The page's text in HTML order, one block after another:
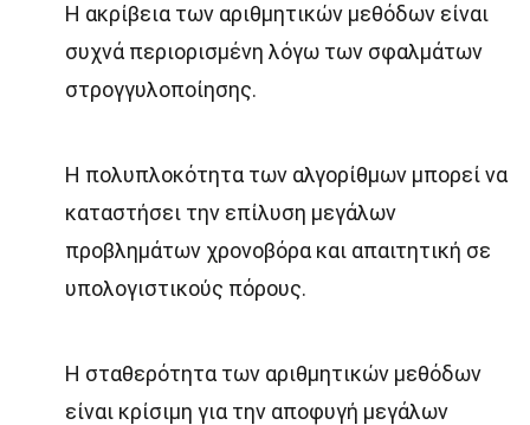
Η ακρίβεια των αριθμητικών μεθόδων είναι
συχνά περιορισμένη λόγω των σφαλμάτων
στρογγυλοποίησης.
Η πολυπλοκότητα των αλγορίθμων μπορεί να
καταστήσει την επίλυση μεγάλων
προβλημάτων χρονοβόρα και απαιτητική σε
υπολογιστικούς πόρους.
Η σταθερότητα των αριθμητικών μεθόδων
είναι κρίσιμη για την αποφυγή μεγάλων